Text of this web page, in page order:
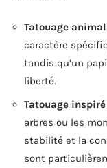
Tatouage animal
caractère
tandis qu’un
liberté.
Tatouage
arbres ou les
stabilité et la
sont